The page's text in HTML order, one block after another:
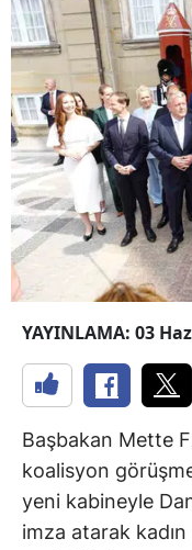
YAYINLAMA: 03
Başbakan Mette
koalisyon
yeni kabineyle
imza atarak kadın